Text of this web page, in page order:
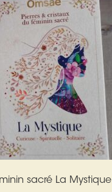
sacré La Mystique